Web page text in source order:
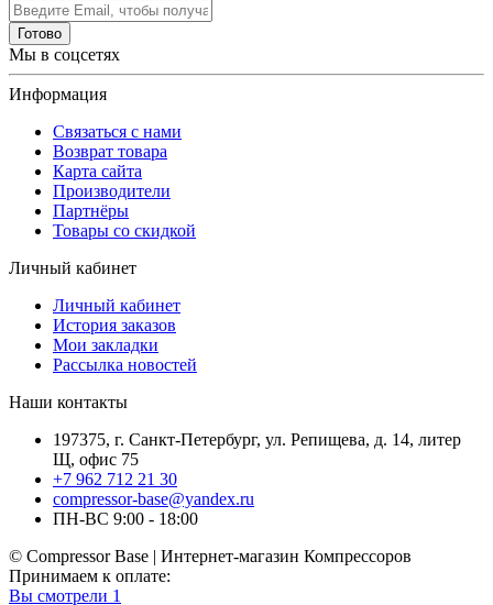
Готово
Мы в соцсетях
Информация
Связаться с нами
Возврат товара
Карта сайта
Производители
Партнёры
Товары со скидкой
Личный кабинет
Личный кабинет
История заказов
Мои закладки
Рассылка новостей
Наши контакты
197375, г. Санкт-Петербург, ул. Репищева, д. 14, литер
Щ, офис 75
+7 962 712 21 30
compressor-base@yandex.ru
ПН-ВС 9:00 - 18:00
© Compressor Base | Интернет-магазин Компрессоров
Принимаем к оплате:
Вы смотрели 1